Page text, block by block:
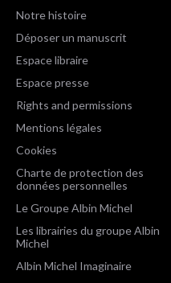
Notre histoire
Déposer un manuscrit
Espace libraire
Espace presse
Rights and permissions
Mentions légales
Cookies
Charte de protection des
données personnelles
Le Groupe Albin Michel
Les librairies du groupe Albin
Michel
Albin Michel Imaginaire